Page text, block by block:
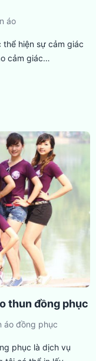
áo
hiện sự cảm giác
cảm giác…
thun đồng phục
áo đồng phục
phục là dịch vụ